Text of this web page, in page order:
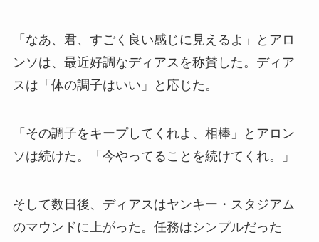
「なあ、君、すごく良い感じに見えるよ」とアロ
ンソは、最近好調なディアスを称賛した。ディア
スは「体の調子はいい」と応じた。
「その調子をキープしてくれよ、相棒」とアロン
ソは続けた。「今やってることを続けてくれ。」
そして数日後、ディアスはヤンキー・スタジアム
のマウンドに上がった。任務はシンプルだった